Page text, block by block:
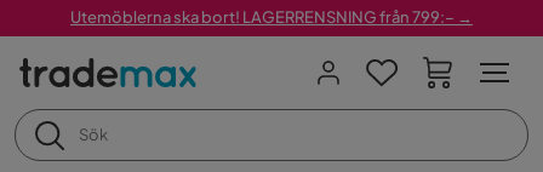
Utemöblerna ska bort! LAGERRENSNING från 799:– →